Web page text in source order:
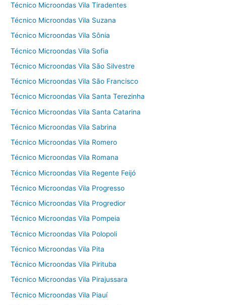
Técnico Microondas Vila Tiradentes
Técnico Microondas Vila Suzana
Técnico Microondas Vila Sônia
Técnico Microondas Vila Sofia
Técnico Microondas Vila São Silvestre
Técnico Microondas Vila São Francisco
Técnico Microondas Vila Santa Terezinha
Técnico Microondas Vila Santa Catarina
Técnico Microondas Vila Sabrina
Técnico Microondas Vila Romero
Técnico Microondas Vila Romana
Técnico Microondas Vila Regente Feijó
Técnico Microondas Vila Progresso
Técnico Microondas Vila Progredior
Técnico Microondas Vila Pompeia
Técnico Microondas Vila Polopoli
Técnico Microondas Vila Pita
Técnico Microondas Vila Pirituba
Técnico Microondas Vila Pirajussara
Técnico Microondas Vila Piauí